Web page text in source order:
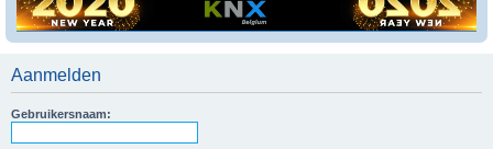
Aanmelden
Gebruikersnaam: